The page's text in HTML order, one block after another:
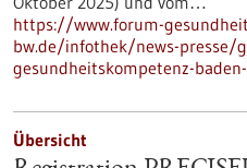
https://www.forum-
bw.de/infothek/news-presse/
gesundheitskompetenz-
Übersicht